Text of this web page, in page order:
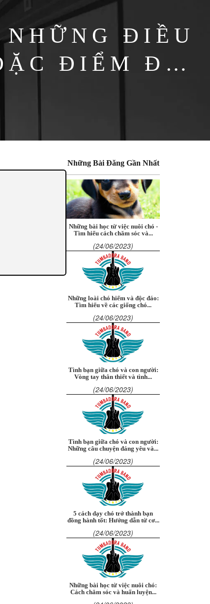
ĐIỀU
ĐIỂM ĐỘC
Những Bài Đăng Gần Nhất
Những bài học từ việc nuôi chó -
Tìm hiểu cách chăm sóc và...
(24/06/2023)
Những loài chó hiếm và độc đáo:
Tìm hiểu về các giống chó...
(24/06/2023)
Tình bạn giữa chó và con người:
Vòng tay thân thiết và tình...
(24/06/2023)
Tình bạn giữa chó và con người:
Những câu chuyện đáng yêu và...
(24/06/2023)
5 cách dạy chó trở thành bạn
đồng hành tốt: Hướng dẫn từ cơ...
(24/06/2023)
Những bài học từ việc nuôi chó:
Cách chăm sóc và huấn luyện...